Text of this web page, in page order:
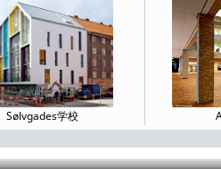
Sølvgades学校